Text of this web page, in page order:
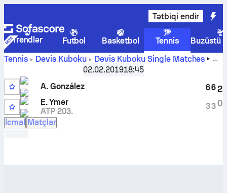
Tətbiqi endir
Trendlər Futbol Basketbol Tennis
Buzüstü
Tennis
Devis Kuboku Devis Kuboku Single Matches
A.
Elias Ymercanlı hesabı və başabaş mübarizə
nəticələri
02.02.201918:45
A. González
E. Ymer
ATP 203.
6
3
6
3
2
0
İcmal Matçlar